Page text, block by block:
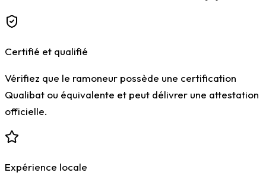
Certifié et qualifié
Vérifiez que le ramoneur possède une certification
Qualibat ou équivalente et peut délivrer une attestation
officielle.
Expérience locale